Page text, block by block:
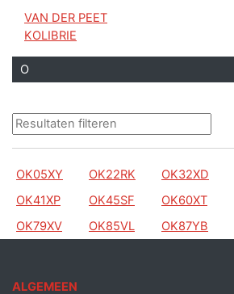
VAN DER PEET
KOLIBRIE
O
OK05XY OK22RK OK32XD
OK41XP
OK45SF OK60XT
OK79XV
OK85VL OK87YB
ALGEMEEN